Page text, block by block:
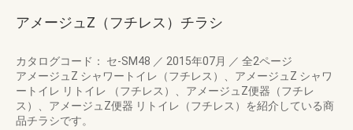
アメージュZ（フチレス）チラシ
カタログコード： セ-SM48 ／ 2015年07月 ／ 全2ページ
アメージュZ シャワートイレ（フチレス）、アメージュZ シャワ
ートイレ リトイレ （フチレス）、アメージュZ便器（フチレ
ス）、アメージュZ便器 リトイレ（フチレス）を紹介している商
品チラシです。